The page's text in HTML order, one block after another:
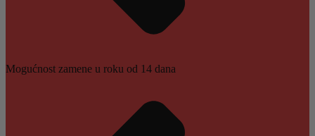
Mogućnost zamene u roku od 14 dana